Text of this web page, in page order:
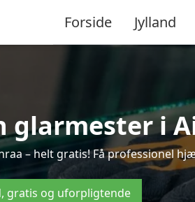
Forside Jylland
glarmester i
– helt gratis! Få professionel
gratis og uforpligtende